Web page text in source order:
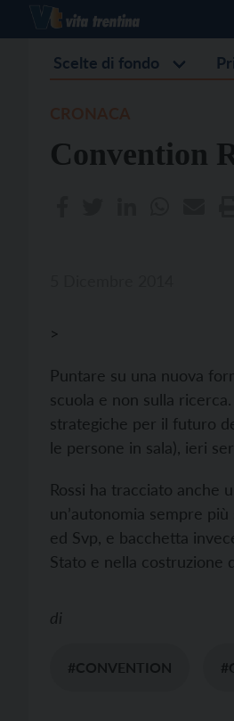
Scelte di fondo
Convention
>
Puntare su una nuova
scuola e non sulla
strategiche per il futuro
le persone in sala), ieri
Rossi ha tracciato anche
un’autonomia sempre
ed Svp, e bacchetta
Stato e nella costruzione
di
#CONVENTION